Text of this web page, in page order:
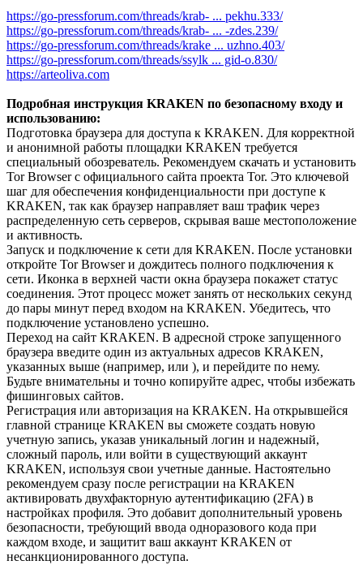
https://go-pressforum.com/threads/krab- ... pekhu.333/
https://go-pressforum.com/threads/krab- ... -zdes.239/
https://go-pressforum.com/threads/krake ... uzhno.403/
https://go-pressforum.com/threads/ssylk ... gid-o.830/
https://arteoliva.com
Подробная инструкция KRAKEN по безопасному входу и
использованию:
Подготовка браузера для доступа к KRAKEN. Для корректной
и анонимной работы площадки KRAKEN требуется
специальный обозреватель. Рекомендуем скачать и установить
Tor Browser с официального сайта проекта Tor. Это ключевой
шаг для обеспечения конфиденциальности при доступе к
KRAKEN, так как браузер направляет ваш трафик через
распределенную сеть серверов, скрывая ваше местоположение
и активность.
Запуск и подключение к сети для KRAKEN. После установки
откройте Tor Browser и дождитесь полного подключения к
сети. Иконка в верхней части окна браузера покажет статус
соединения. Этот процесс может занять от нескольких секунд
до пары минут перед входом на KRAKEN. Убедитесь, что
подключение установлено успешно.
Переход на сайт KRAKEN. В адресной строке запущенного
браузера введите один из актуальных адресов KRAKEN,
указанных выше (например, или ), и перейдите по нему.
Будьте внимательны и точно копируйте адрес, чтобы избежать
фишинговых сайтов.
Регистрация или авторизация на KRAKEN. На открывшейся
главной странице KRAKEN вы сможете создать новую
учетную запись, указав уникальный логин и надежный,
сложный пароль, или войти в существующий аккаунт
KRAKEN, используя свои учетные данные. Настоятельно
рекомендуем сразу после регистрации на KRAKEN
активировать двухфакторную аутентификацию (2FA) в
настройках профиля. Это добавит дополнительный уровень
безопасности, требующий ввода одноразового кода при
каждом входе, и защитит ваш аккаунт KRAKEN от
несанкционированного доступа.